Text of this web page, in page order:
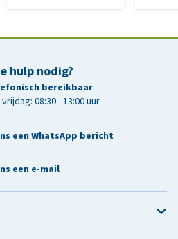
hulp nodig?
bereikbaar
08:30 - 13:00 uur
een WhatsApp bericht
een e-mail